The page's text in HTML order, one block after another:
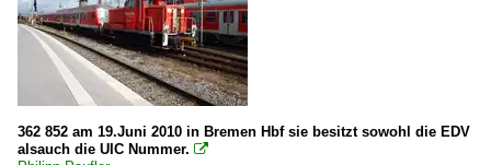
1 220 BR 220 DB V 200.0
1 223 BR 223 · BR 253 · DE 2000 ·ER20·
1 228 BR 228 · DR 118 DR V 180
1 241 BR 241 Umbau BR 232
362 852 am 19.Juni 2010 in Bremen Hbf sie besitzt sowohl die EDV
alsauch die UIC Nummer. 